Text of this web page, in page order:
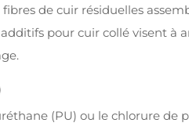
de cuir résiduelles
pour cuir collé visent à
(PU) ou le chlorure de